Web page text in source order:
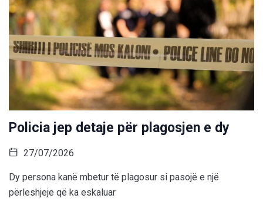
Policia jep detaje për plagosjen e dy
27/07/2026
Dy persona kanë mbetur të plagosur si pasojë e një
përleshjeje që ka eskaluar